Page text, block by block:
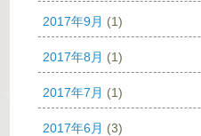
2017年9月 (1)
2017年8月 (1)
2017年7月 (1)
2017年6月 (3)